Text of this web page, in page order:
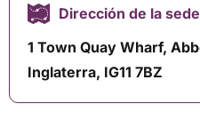
Dirección de la
1 Town Quay Wharf,
Inglaterra, IG11 7BZ